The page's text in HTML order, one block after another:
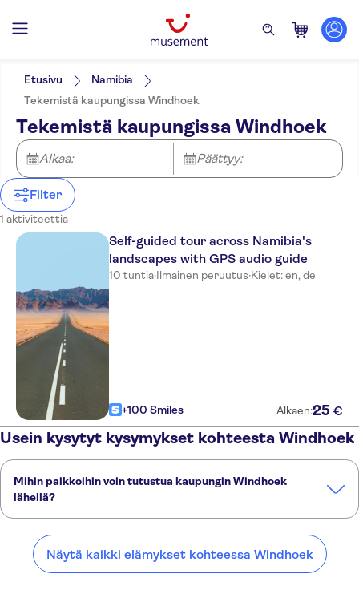
Suodata
Min. € Maks.
Lippuvaihtoehdot
Ääniopastus (kuulokkeet)
E-lippu
Ilmainen peruutus
Välitön vahvistus
Kategoriat
Kulttuuri ja historia
Maaseutu
German
Etusivu
Namibia
Tekemistä kaupungissa Windhoek
Tekemistä kaupungissa Windhoek
Alkaa: Päättyy:
Filter
1 aktiviteettia
Self-guided tour across Namibia's
landscapes with GPS audio guide
10 tuntia·Ilmainen peruutus·Kielet: en, de
+100 Smiles Alkaen:25 €
Usein kysytyt kysymykset kohteesta Windhoek
Mihin paikkoihin voin tutustua kaupungin Windhoek
lähellä?
lähellä:
Swakopmund
Näytä kaikki elämykset kohteessa Windhoek